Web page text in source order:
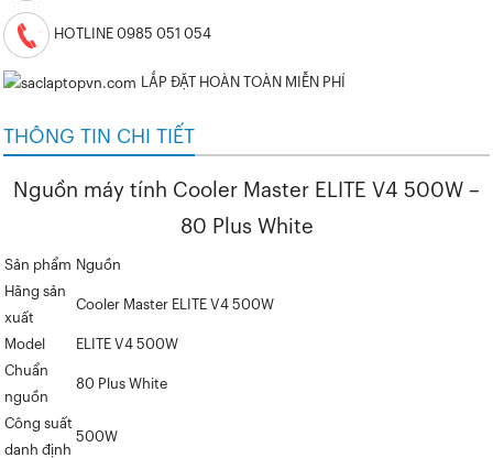
HOTLINE 0985 051 054
LẮP ĐẶT HOÀN TOÀN MIỄN PHÍ
THÔNG TIN CHI TIẾT
Nguồn máy tính Cooler Master ELITE V4 500W –
80 Plus White
Sản phẩm Nguồn
Hãng sản
xuất
Cooler Master ELITE V4 500W
Model
ELITE V4 500W
Chuẩn
nguồn
80 Plus White
Công suất
danh định
500W